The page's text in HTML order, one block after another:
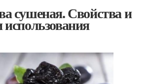
сушеная. Свойства и
использования